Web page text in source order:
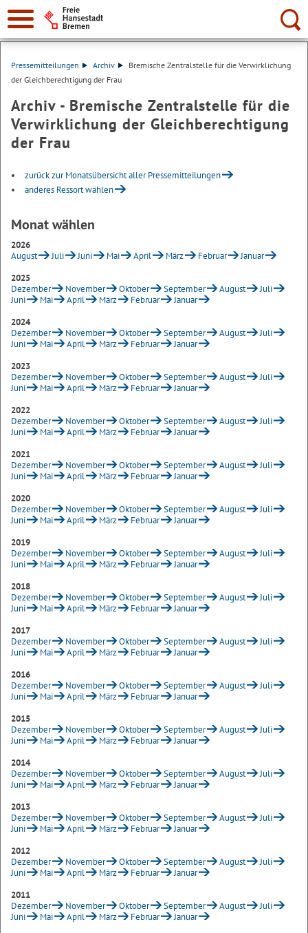
Suche:
Pressemitteilungen Archiv
Bremische Zentralstelle für die Verwirklichung
der Gleichberechtigung der Frau
Archiv - Bremische Zentralstelle für die
Verwirklichung der Gleichberechtigung
der Frau
zurück zur Monatsübersicht aller Pressemitteilungen
anderes Ressort wählen
Monat wählen
2026
August
Juli Juni Mai April März Februar
Januar
2025
Dezember
November Oktober September August
Juli
Juni
Mai April März Februar
Januar
2024
Dezember
November Oktober September August
Juli
Juni
Mai April März Februar
Januar
2023
Dezember
November Oktober September August
Juli
Juni
Mai April März Februar
Januar
2022
Dezember
November Oktober September August
Juli
Juni
Mai April März Februar
Januar
2021
Dezember
November Oktober September August
Juli
Juni
Mai April März Februar
Januar
2020
Dezember
November Oktober September August
Juli
Juni
Mai April März Februar
Januar
2019
Dezember
November Oktober September August
Juli
Juni
Mai April März Februar
Januar
2018
Dezember
November Oktober September August
Juli
Juni
Mai April März Februar
Januar
2017
Dezember
November Oktober September August
Juli
Juni
Mai April März Februar
Januar
2016
Dezember
November Oktober September August
Juli
Juni
Mai April März Februar
Januar
2015
Dezember
November Oktober September August
Juli
Juni
Mai April März Februar
Januar
2014
Dezember
November Oktober September August
Juli
Juni
Mai April März Februar
Januar
2013
Dezember
November Oktober September August
Juli
Juni
Mai April März Februar
Januar
2012
Dezember
November Oktober September August
Juli
Juni
Mai April März Februar
Januar
2011
Dezember
November Oktober September August
Juli
Juni
Mai April März Februar
Januar